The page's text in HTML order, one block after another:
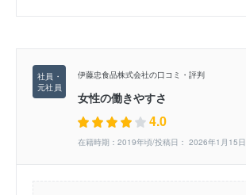
伊藤忠食品株式会社の口コミ・評判
女性の働きやすさ
4.0
在籍時期：2019年頃/投稿日： 2026年1月15日